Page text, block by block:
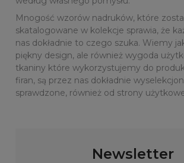
Mnogość wzorów nadruków, które
skatalogowane w kolekcje sprawia, że
nas dokładnie to czego szuka. Wiemy
piękny design, ale również wygoda
tkaniny które wykorzystujemy do
firan, są przez nas dokładnie
sprawdzone, również od strony
Newsletter